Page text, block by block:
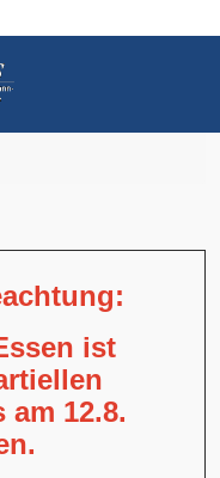
ist
12.8.